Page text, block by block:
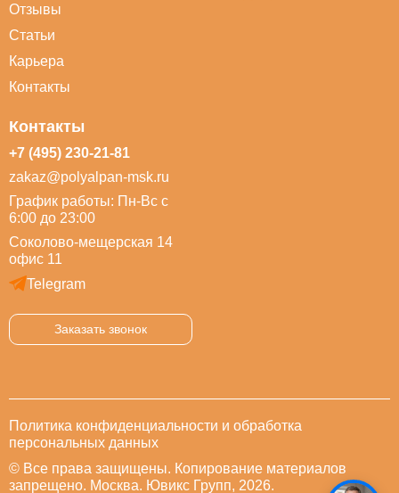
Отзывы
Статьи
Карьера
Контакты
Контакты
+7 (495) 230-21-81
zakaz@polyalpan-msk.ru
График работы: Пн-Вс с
6:00 до 23:00
Соколово-мещерская 14
офис 11
Telegram
Заказать звонок
Политика конфиденциальности и обработка
персональных данных
© Все права защищены. Копирование материалов
запрещено. Москва. Ювикс Групп, 2026.